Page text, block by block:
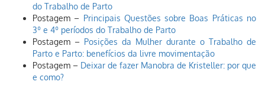
do Trabalho de Parto
Postagem – Principais Questões sobre Boas Práticas no
3º e 4º períodos do Trabalho de Parto
Postagem – Posições da Mulher durante o Trabalho de
Parto e Parto: benefícios da livre movimentação
Postagem – Deixar de fazer Manobra de Kristeller: por que
e como?